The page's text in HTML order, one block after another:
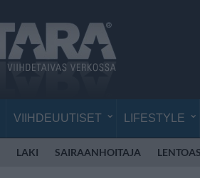
VIIHDEUUTISET LIFESTYLE
LAKI SAIRAANHOITAJA